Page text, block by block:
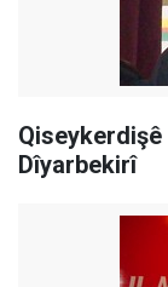
Qiseykerdişê
Dîyarbekirî